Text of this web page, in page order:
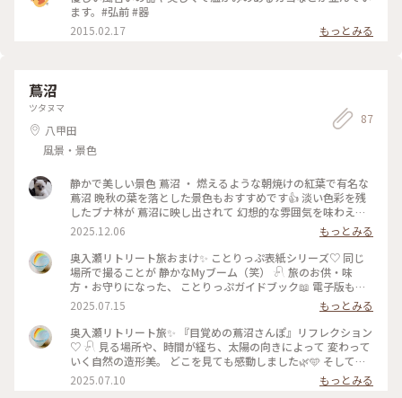
ます。#弘前 #器
2015.02.17
もっとみる
蔦沼
ツタヌマ
八甲田
風景・景色
87
静かで美しい景色 蔦沼 ・ 燃えるような朝焼けの紅葉で有名な
蔦沼 晩秋の葉を落とした景色もおすすめです👍 淡い色彩を残
したブナ林が 蔦沼に映し出されて 幻想的な雰囲気を味わえま
す。 聞こえてくるのは、鳥の声と、雪解けの水滴が水面に落ち
る音、そして水鳥が水中に潜る音だけ。 いつまでも座って見て
いたくなる癒しの時間を過ごしました✨✨ #ことりっぷと一緒
#ことりっぷ #秋の装い #蔦沼 #青森
2025.12.06
もっとみる
奥入瀬リトリート旅おまけ✨ ことりっぷ表紙シリーズ♡ 同じ
場所で撮ることが 静かなMyブーム（笑） 𓍯 旅のお供・味
方・お守りになった、 ことりっぷガイドブック📖 電子版もい
いけど紙もね🩵 𓍯 今回2回目の『表紙と撮ろう！』企画で、
富山旅に続いてやってみました♡︎ʾʾ （あ、勝手に自分企画です
😂） 𓍯 楽しすぎて、撮りすぎて、ロング投稿でした🙏 とりあ
えずここで奥入瀬リトリート旅は おしまいです･ᴗ･ 見て下さり
ありがとうございました🫶💓 青森カフェ投稿もありますが、
それはまたこんど𓈒 𓏸 𓐍 𓂃 𓈒𓏸 𓂃◌𓈒𓐍 𓈒 #蔦沼 #目覚めの蔦沼さん
ぽ #ことりっぷ表紙と撮ろう #ガイドさんが撮ってくれました
2025.07.15
もっとみる
奥入瀬リトリート旅✨ 『目覚めの蔦沼さんぽ』リフレクション
♡ 𓍯 見る場所や、時間が経ち、太陽の向きによって 変わって
いく自然の造形美。 どこを見ても感動しました🌿🩵 そしてこ
こも倒木による、森のレストラン🌳 #目覚めの蔦沼さんぽ #蔦
沼 #奥入瀬渓流ホテル #星野リゾート #アクティビティ #神秘
2025.07.10 もっとみる